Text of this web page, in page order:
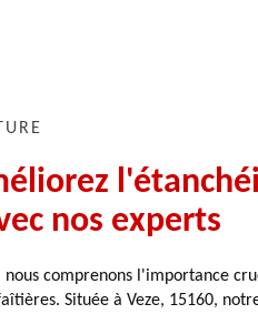
nos experts
nous comprenons l'importance
Située à Veze, 15160,